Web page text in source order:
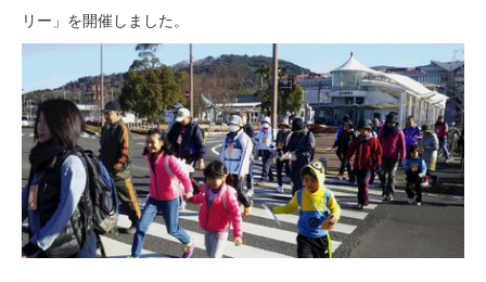
リー」を開催しました。